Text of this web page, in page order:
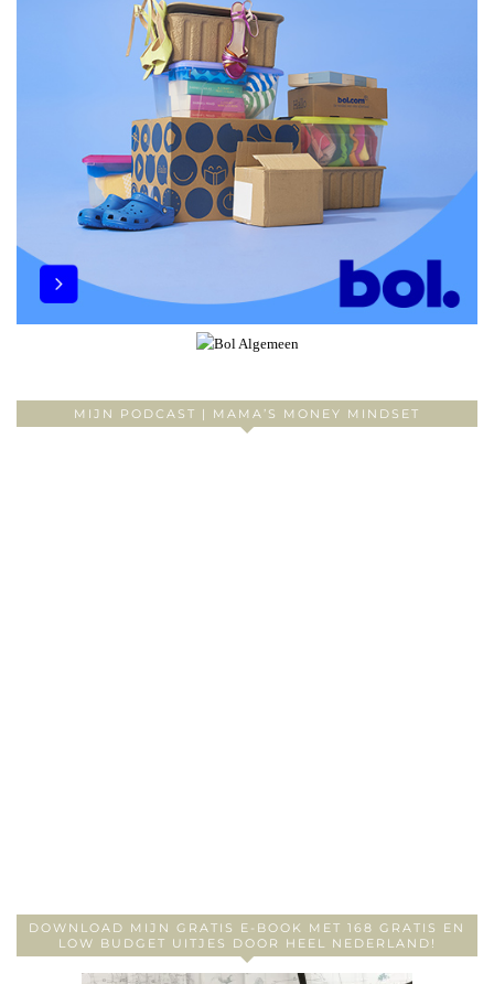
MIJN PODCAST | MAMA’S MONEY MINDSET
DOWNLOAD MIJN GRATIS E-BOOK MET 168 GRATIS EN
LOW BUDGET UITJES DOOR HEEL NEDERLAND!